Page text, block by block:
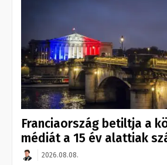
Franciaország betiltja a
médiát a 15 év alattiak
2026.08.08.